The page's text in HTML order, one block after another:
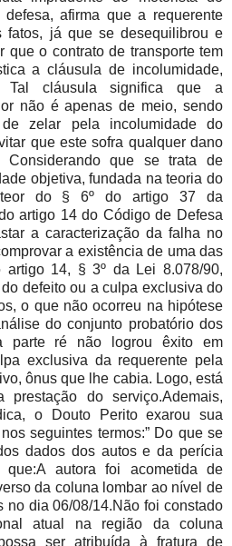
afirma que a requerente
fatos, já que se desequilibrou e
que o contrato de transporte tem
a cláusula de incolumidade,
Tal cláusula significa que a
não é apenas de meio, sendo
zelar pela incolumidade do
que este sofra qualquer dano
que se trata de
objetiva, fundada na teoria do
teor do § 6º do artigo 37 da
artigo 14 do Código de Defesa
a caracterização da falha no
a existência de uma das
artigo 14, § 3º da Lei 8.078/90,
defeito ou a culpa exclusiva do
o que não ocorreu na hipótese
do conjunto probatório dos
parte ré não logrou êxito em
exclusiva da requerente pela
ônus que lhe cabia. Logo, está
do serviço.Ademais,
o Douto Perito exarou sua
seguintes termos:” Do que se
dados dos autos e da perícia
que:A autora foi acometida de
da coluna lombar ao nível de
no dia 06/08/14.Não foi constado
atual na região da coluna
ser atribuída à fratura de